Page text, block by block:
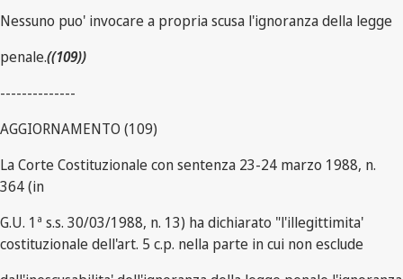
Nessuno puo' invocare a propria scusa l'ignoranza della legge
penale.((109))
--------------
AGGIORNAMENTO (109)
La Corte Costituzionale con sentenza 23-24 marzo 1988, n.
364 (in
G.U. 1ª s.s. 30/03/1988, n. 13) ha dichiarato "l'illegittimita'
costituzionale dell'art. 5 c.p. nella parte in cui non esclude